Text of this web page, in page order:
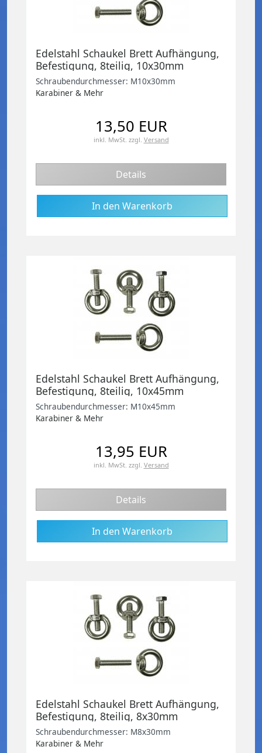
Edelstahl Schaukel Brett Aufhängung,
Befestigung, 8teilig, 10x30mm
Schraubendurchmesser: M10x30mm
Karabiner & Mehr
13,50 EUR
inkl. MwSt. zzgl. Versand
Details
Edelstahl Schaukel Brett Aufhängung,
Befestigung, 8teilig, 10x45mm
Schraubendurchmesser: M10x45mm
Karabiner & Mehr
13,95 EUR
inkl. MwSt. zzgl. Versand
Details
Edelstahl Schaukel Brett Aufhängung,
Befestigung, 8teilig, 8x30mm
Schraubendurchmesser: M8x30mm
Karabiner & Mehr